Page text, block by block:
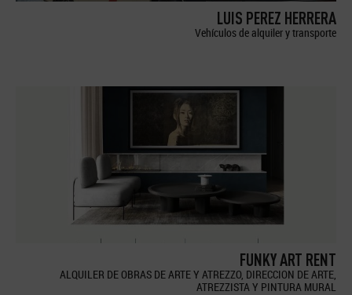
LUIS PEREZ HERRERA
Vehículos de alquiler y transporte
FUNKY ART RENT
ALQUILER DE OBRAS DE ARTE Y ATREZZO, DIRECCION DE ARTE,
ATREZZISTA Y PINTURA MURAL